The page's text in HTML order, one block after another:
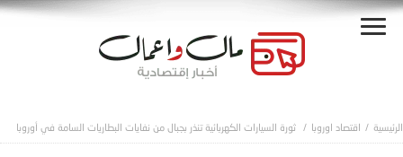
اقتصاد اوروبا ثورة السيارات الكهربائية تنذر بجبال من نفايات البطاريات السامة في أوروبا